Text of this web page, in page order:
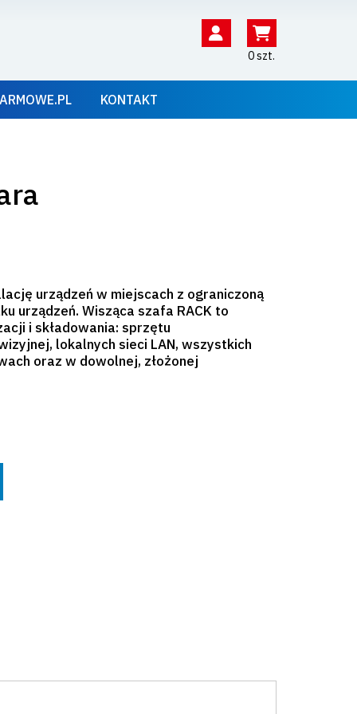
0 szt.
KONTAKT
urządzeń w miejscach z ograniczoną
urządzeń. Wisząca szafa RACK to
i składowania: sprzętu
lokalnych sieci LAN, wszystkich
oraz w dowolnej, złożonej